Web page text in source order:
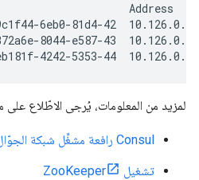
Address
6eb0-81d4-42
8044-e587-43
4242-5353-44
لمزيد من المعلومات، يُرجى الاطّلاع على
Consul رافعة مشغِّل شبكة الجوّال
تشغيل ZooKeeper